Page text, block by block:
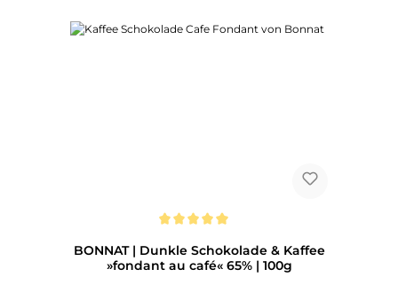
BONNAT | Dunkle Schokolade & Kaffee
»fondant au café« 65% | 100g